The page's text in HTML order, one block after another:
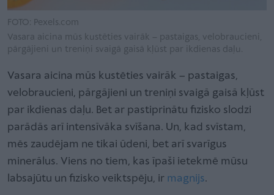
FOTO: Pexels.com
Vasara aicina mūs kustēties vairāk – pastaigas, velobraucieni,
pārgājieni un treniņi svaigā gaisā kļūst par ikdienas daļu.
Vasara aicina mūs kustēties vairāk – pastaigas,
velobraucieni, pārgājieni un treniņi svaigā gaisā kļūst
par ikdienas daļu. Bet ar pastiprinātu fizisko slodzi
parādās arī intensīvāka svīšana. Un, kad svīstam,
mēs zaudējam ne tikai ūdeni, bet arī svarīgus
minerālus. Viens no tiem, kas īpaši ietekmē mūsu
labsajūtu un fizisko veiktspēju, ir magnijs.